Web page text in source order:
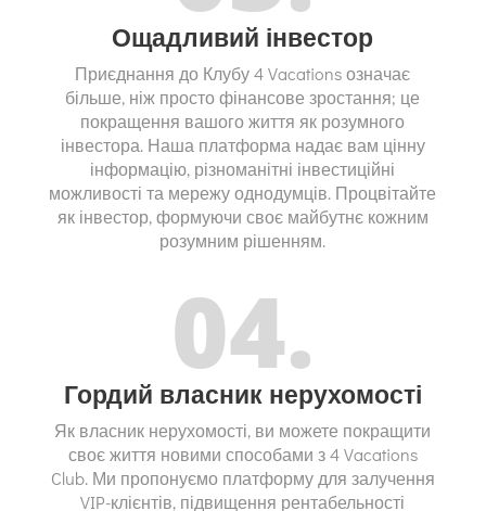
Ощадливий інвестор
Приєднання до Клубу 4 Vacations означає
більше, ніж просто фінансове зростання; це
покращення вашого життя як розумного
інвестора. Наша платформа надає вам цінну
інформацію, різноманітні інвестиційні
можливості та мережу однодумців. Процвітайте
як інвестор, формуючи своє майбутнє кожним
розумним рішенням.
04.
Гордий власник нерухомості
Як власник нерухомості, ви можете покращити
своє життя новими способами з 4 Vacations
Club. Ми пропонуємо платформу для залучення
VIP-клієнтів, підвищення рентабельності